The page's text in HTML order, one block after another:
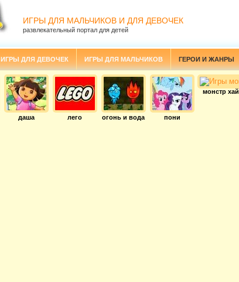
ИГРЫ ДЛЯ МАЛЬЧИКОВ И ДЛЯ ДЕВОЧЕК
развлекательный портал для детей
ИГРЫ ДЛЯ ДЕВОЧЕК ИГРЫ ДЛЯ МАЛЬЧИКОВ ГЕРОИ И ЖАНРЫ
даша лего огонь и вода пони
монстр хай